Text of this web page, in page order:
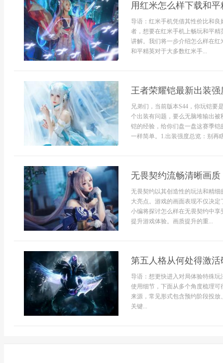
用红米怎么样下载和平
导语：红米手机凭借其性价比和
者，想要在红米手机上畅玩和平
讲解。我们将一步介绍怎么样在
和平精英对于大多数红米手...
王者荣耀铠最新出装
兄弟们，当前版本S44，你玩铠要
个出装有问题，要么无脑堆输出
铠的经验，给你们盘一盘这赛季
一样简单。1.出装强度总览：别再
无畏契约流畅清晰画
无畏契约以其创造性的玩法和精
大亮点。游戏的画面表现不仅决
小编将探讨怎么样在无畏契约中
提升游戏体验。画质提升的重...
第五人格从何处得激活
导语：想更快进入对局体验特殊
使用细节，下面从多个角度梳理
来源，常见形式包含预约阶段投
关键...